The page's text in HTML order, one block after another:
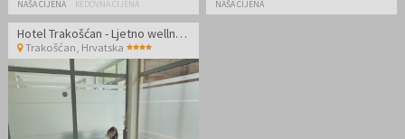
NAŠA CIJENA REDOVNA CIJENA NAŠA CIJENA
Hotel Trakošćan - Ljetno wellness opuštanje udvoje
Trakošćan Hrvatska